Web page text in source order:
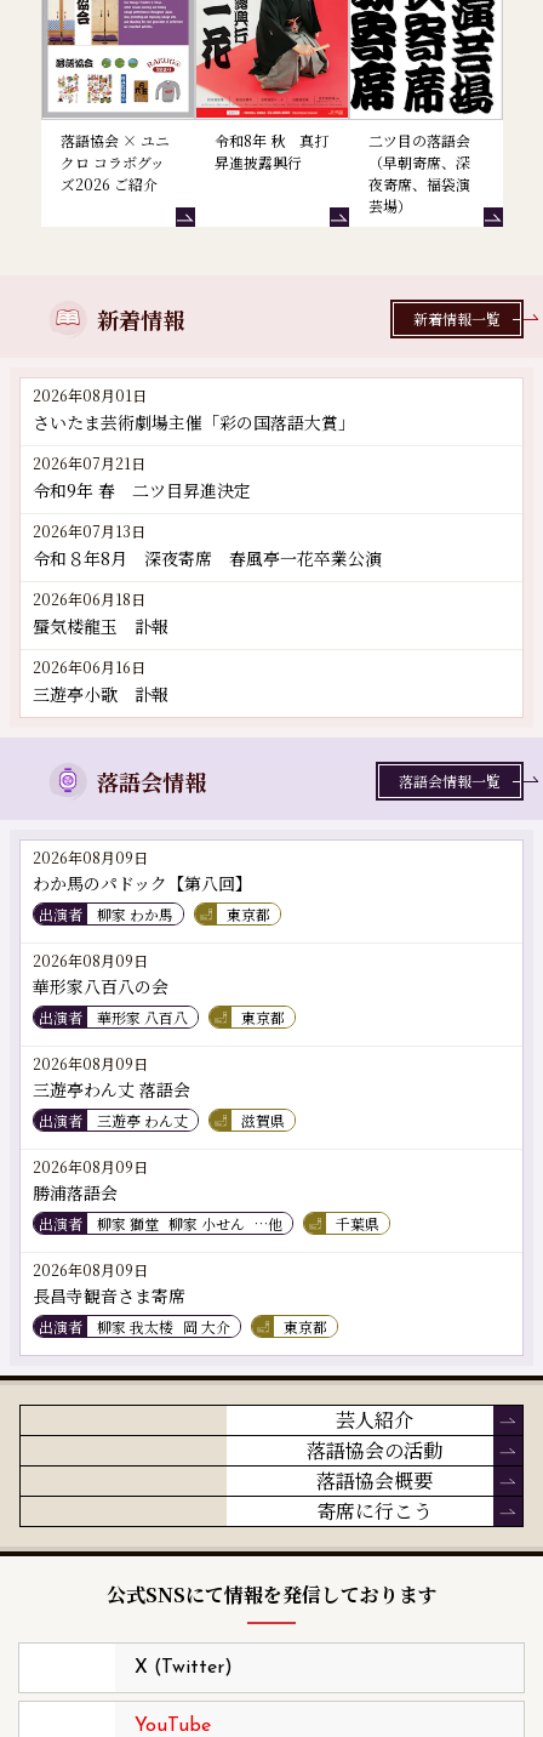
落語協会 × ユニ
クロ コラボグッ
ズ2026 ご紹介
令和8年 秋 真打
昇進披露興行
二ツ目の落語会
（早朝寄席、深
夜寄席、福袋演
芸場）
新着情報
2026年08月01日
さいたま芸術劇場主催「彩の国落語大賞」
2026年07月21日
令和9年 春 二ツ目昇進決定
2026年07月13日
令和８年8月 深夜寄席 春風亭一花卒業公演
2026年06月18日
蜃気楼龍玉 訃報
2026年06月16日
三遊亭小歌 訃報
新着情報一覧
落語会情報
2026年08月09日
わか馬のパドック【第八回】
出演者 柳家 わか馬 東京都
2026年08月09日
華形家八百八の会
出演者 華形家 八百八 東京都
2026年08月09日
三遊亭わん丈 落語会
出演者 三遊亭 わん丈 滋賀県
2026年08月09日
勝浦落語会
出演者 柳家 獅堂 柳家 小せん …他 千葉県
2026年08月09日
長昌寺観音さま寄席
出演者 柳家 我太楼 岡 大介 東京都
落語会情報一覧
芸人紹介
落語協会の活動
落語協会概要
寄席に行こう
公式SNSにて情報を発信しております
X (Twitter)
YouTube